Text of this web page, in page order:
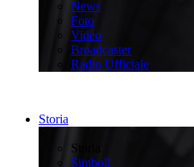
News
Foto
Video
Broadcaster
Radio Ufficiale
Storia
Storia
Simboli